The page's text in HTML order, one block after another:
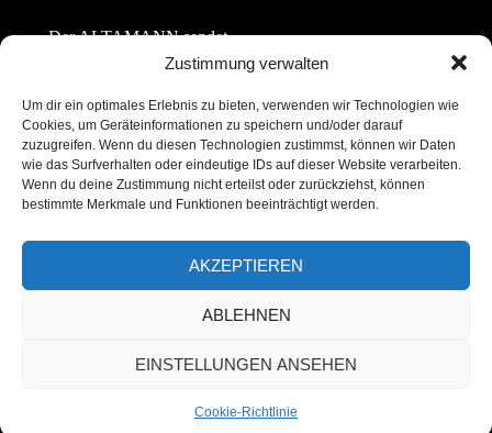
Zustimmung verwalten
Um dir ein optimales Erlebnis zu bieten, verwenden wir Technologien wie
Cookies, um Geräteinformationen zu speichern und/oder darauf
zuzugreifen. Wenn du diesen Technologien zustimmst, können wir Daten
wie das Surfverhalten oder eindeutige IDs auf dieser Website verarbeiten.
Wenn du deine Zustimmung nicht erteilst oder zurückziehst, können
bestimmte Merkmale und Funktionen beeinträchtigt werden.
AKZEPTIEREN
ABLEHNEN
EINSTELLUNGEN ANSEHEN
Cookie-Richtlinie
Der ALTAMANN sendet
keinen Spam! Er gibt
weiter. Erfahre mehr in
unserer
Datenschutzerklärung.
Copyright © 2022 – 2025 | ALTAMANN.com